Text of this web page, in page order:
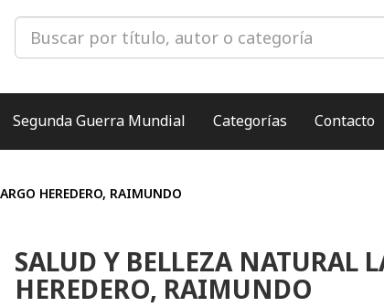
Segunda Guerra Mundial Categorías Contacto
HEREDERO, RAIMUNDO
SALUD Y BELLEZA NATURAL
HEREDERO, RAIMUNDO